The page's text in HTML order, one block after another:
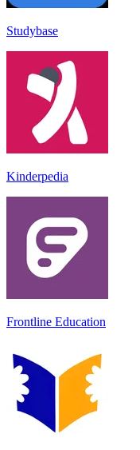
Studybase
Kinderpedia
Frontline Education